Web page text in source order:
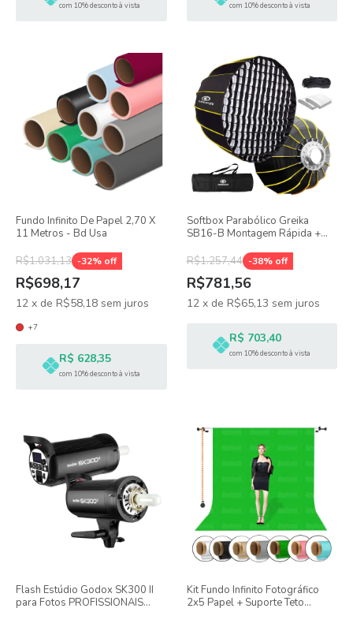
com 10% desconto à vista com 10% desconto à vista
Fundo Infinito De Papel 2,70 X
11 Metros - Bd Usa
R$1.031,13 -32% off
R$698,17
12 x de R$58,18 sem juros
+7
R$ 628,35
com 10% desconto à vista
Softbox Parabólico Greika
SB16-B Montagem Rápida +
R$1.257,44 -38% off
R$781,56
12 x de R$65,13 sem juros
R$ 703,40
com 10% desconto à vista
Flash Estúdio Godox SK300 II
para Fotos PROFISSIONAIS
Kit Fundo Infinito Fotográfico
2x5 Papel + Suporte Teto